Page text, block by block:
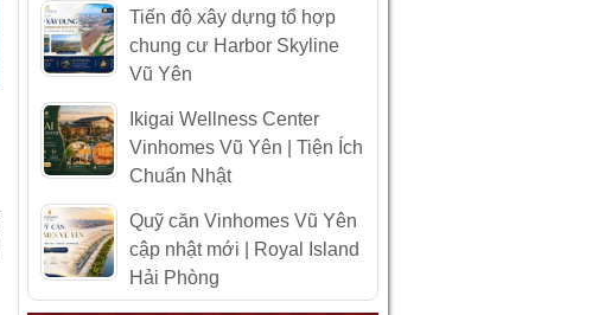
Tiến độ xây dựng tổ hợp
chung cư Harbor Skyline
Vũ Yên
Ikigai Wellness Center
Vinhomes Vũ Yên | Tiện Ích
Chuẩn Nhật
Quỹ căn Vinhomes Vũ Yên
cập nhật mới | Royal Island
Hải Phòng